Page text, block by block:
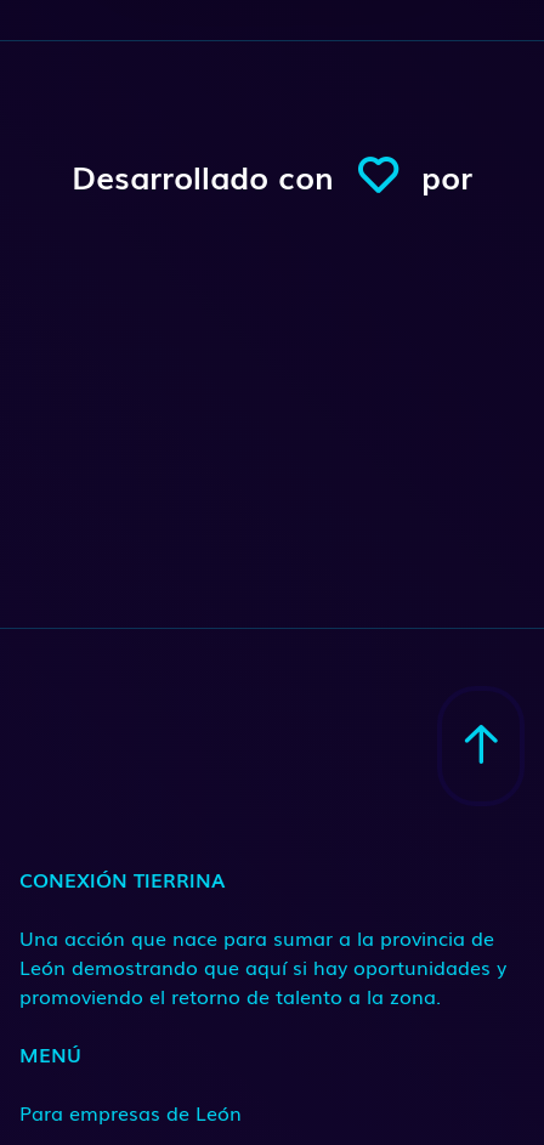
Desarrollado con por
CONEXIÓN TIERRINA
Una acción que nace para sumar a la provincia de
León demostrando que aquí si hay oportunidades y
promoviendo el retorno de talento a la zona.
MENÚ
Para empresas de León